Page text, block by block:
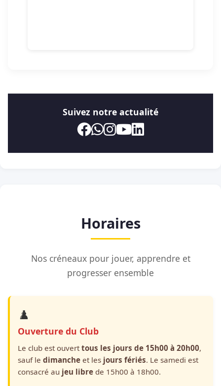
Suivez notre actualité
Horaires
Nos créneaux pour jouer, apprendre et
progresser ensemble
♟️
Ouverture du Club
Le club est ouvert tous les jours de 15h00 à 20h00,
sauf le dimanche et les jours fériés. Le samedi est
consacré au jeu libre de 15h00 à 18h00.